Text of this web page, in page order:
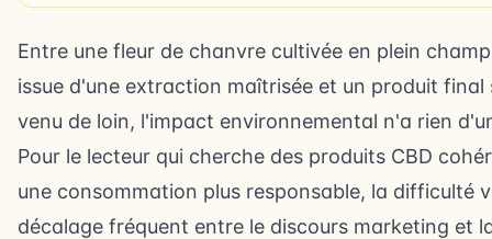
Entre une fleur de chanvre cultivée en plein
issue d'une extraction maîtrisée et un produit final
venu de loin, l'impact environnemental n'a rien
Pour le lecteur qui cherche des produits CBD
une consommation plus responsable, la difficulté
décalage fréquent entre le discours marketing et